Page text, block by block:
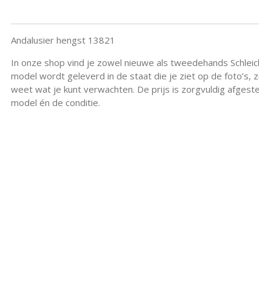
Andalusier hengst 13821
In onze shop vind je zowel nieuwe als tweedehands
model wordt geleverd in de staat die je ziet op de foto’s,
weet wat je kunt verwachten. De prijs is zorgvuldig
model én de conditie.